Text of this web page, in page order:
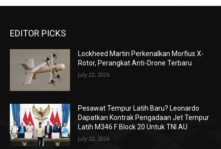
EDITOR PICKS
Lockheed Martin Perkenalkan Morfius X-
Rotor, Perangkat Anti-Drone Terbaru
July 22, 2026
Pesawat Tempur Latih Baru? Leonardo
Dapatkan Kontrak Pengadaan Jet Tempur
Latih M346 F Block 20 Untuk TNI AU
July 22, 2026